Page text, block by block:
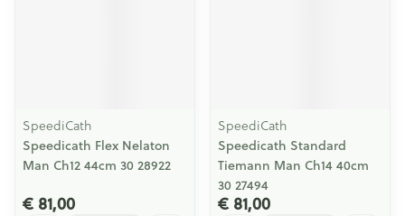
SpeediCath
Speedicath Flex Nelaton
Man Ch12 44cm 30 28922
€ 81,00
SpeediCath
Speedicath Standard
Tiemann Man Ch14 40cm
30 27494
€ 81,00